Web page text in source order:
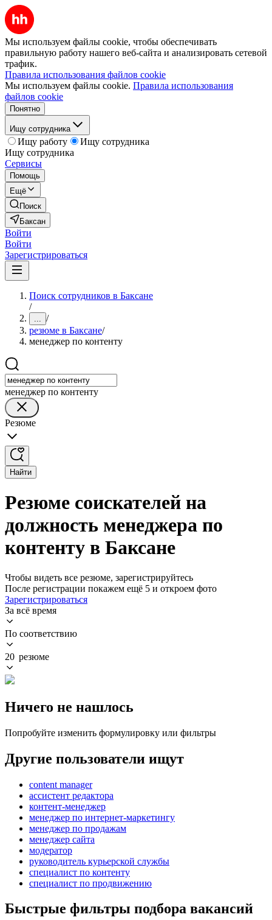
Мы используем файлы cookie, чтобы обеспечивать
правильную работу нашего веб-сайта и анализировать сетевой
трафик.
Правила использования файлов cookie
Мы используем файлы cookie. Правила использования
файлов cookie
Понятно
Ищу сотрудника
Ищу работу
Ищу сотрудника
Ищу сотрудника
Сервисы
Помощь
Ещё
Поиск
Баксан
Войти
Войти
Зарегистрироваться
Поиск сотрудников в Баксане
/
... /
резюме в Баксане/
менеджер по контенту
менеджер по контенту
Резюме
Найти
Резюме соискателей на
должность менеджера по
контенту в Баксане
Чтобы видеть все резюме, зарегистрируйтесь
После регистрации покажем ещё 5 и откроем фото
Зарегистрироваться
За всё время
По соответствию
20 резюме
Ничего не нашлось
Попробуйте изменить формулировку или фильтры
Другие пользователи ищут
content manager
ассистент редактора
контент-менеджер
менеджер по интернет-маркетингу
менеджер по продажам
менеджер сайта
модератор
руководитель курьерской службы
специалист по контенту
специалист по продвижению
Быстрые фильтры подбора вакансий